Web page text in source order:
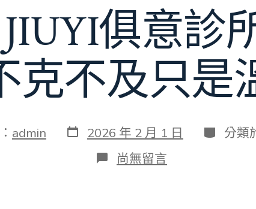
俱意診
克不及只是
admin 發
表
2026 年 2 月 1 日 分
類
分類
在
〈符
尚無留言